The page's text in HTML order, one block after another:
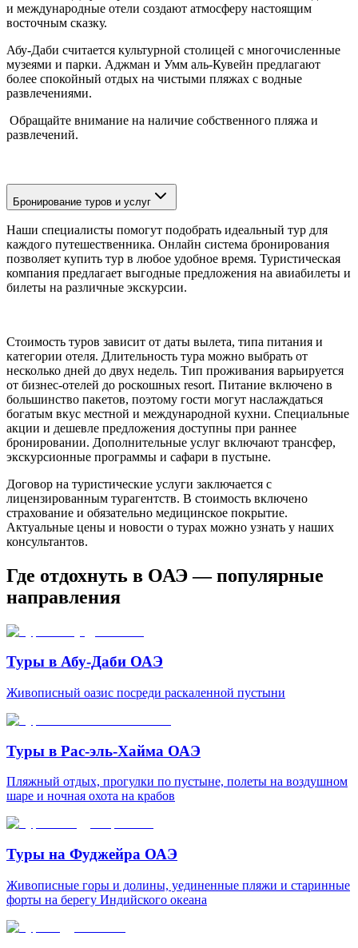
и международные отели создают атмосферу настоящим
восточным сказку.
Абу-Даби считается культурной столицей с многочисленные
музеями и парки. Аджман и Умм аль-Кувейн предлагают
более спокойный отдых на чистыми пляжах с водные
развлечениями.
Обращайте внимание на наличие собственного пляжа и
развлечений.
Бронирование туров и услуг
Наши специалисты помогут подобрать идеальный тур для
каждого путешественника. Онлайн система бронирования
позволяет купить тур в любое удобное время. Туристическая
компания предлагает выгодные предложения на авиабилеты и
билеты на различные экскурсии.
Стоимость туров зависит от даты вылета, типа питания и
категории отеля. Длительность тура можно выбрать от
несколько дней до двух недель. Тип проживания варьируется
от бизнес-отелей до роскошных resort. Питание включено в
большинство пакетов, поэтому гости могут наслаждаться
богатым вкус местной и международной кухни. Специальные
акции и дешевле предложения доступны при раннее
бронировании. Дополнительные услуг включают трансфер,
экскурсионные программы и сафари в пустыне.
Договор на туристические услуги заключается с
лицензированным турагентств. В стоимость включено
страхование и обязательно медицинское покрытие.
Актуальные цены и новости о турах можно узнать у наших
консультантов.
Где отдохнуть в ОАЭ — популярные
направления
Туры в Абу-Даби ОАЭ
Живописный оазис посреди раскаленной пустыни
Туры в Рас-эль-Хайма ОАЭ
Пляжный отдых, прогулки по пустыне, полеты на воздушном
шаре и ночная охота на крабов
Туры на Фуджейра ОАЭ
Живописные горы и долины, уединенные пляжи и старинные
форты на берегу Индийского океана